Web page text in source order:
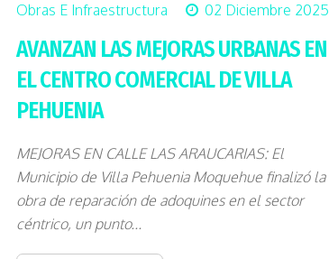
Obras E Infraestructura 02 Diciembre 2025
AVANZAN LAS MEJORAS URBANAS EN
EL CENTRO COMERCIAL DE VILLA
PEHUENIA
MEJORAS EN CALLE LAS ARAUCARIAS: El
Municipio de Villa Pehuenia Moquehue finalizó la
obra de reparación de adoquines en el sector
céntrico, un punto...